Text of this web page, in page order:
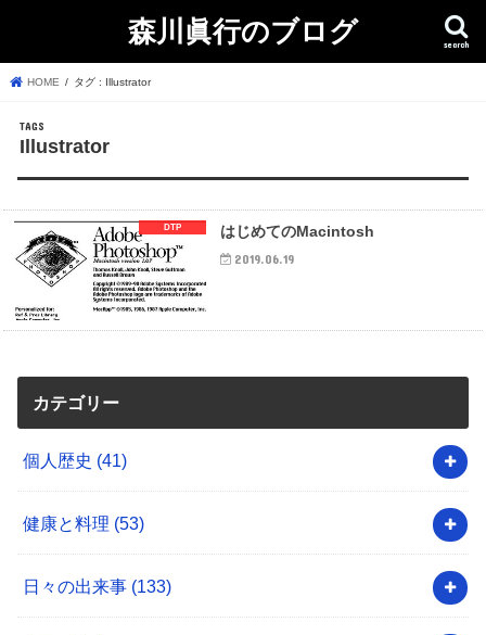
森川眞行のブログ search
HOME タグ : Illustrator
Illustrator
DTP はじめてのMacintosh
2019.06.19
カテゴリー
個人歴史 (41)
健康と料理 (53)
日々の出来事 (133)